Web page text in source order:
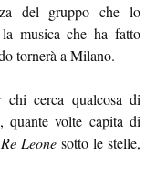
del gruppo che lo
musica che ha fatto
tornerà a Milano.
chi cerca qualcosa di
quante volte capita di
Leone sotto le stelle,